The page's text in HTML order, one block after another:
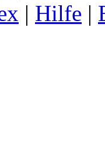
| Hilfe |